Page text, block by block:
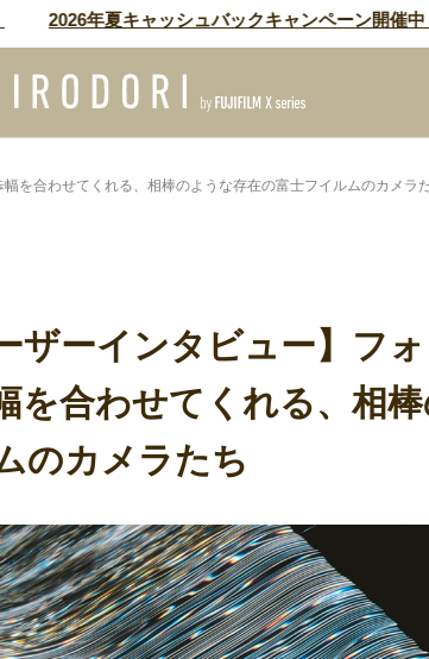
2026年夏キャッシュバックキャンペーン開催中！
を合わせてくれる、相棒のような存在の富士フイルムのカメラ
ザーインタビュー】フ
合わせてくれる、相棒
のカメラたち